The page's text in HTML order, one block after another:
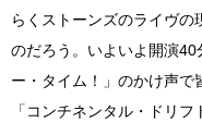
らくストーンズのライヴ
のだろう。いよいよ開演40
ー・タイム！」のかけ声で
「コンチネンタル・ドリ